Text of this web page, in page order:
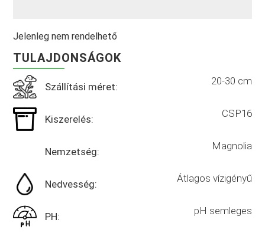
Jelenleg nem rendelhető
TULAJDONSÁGOK
Szállítási méret: 20-30 cm
Kiszerelés: CSP16
Nemzetség: Magnolia
Nedvesség: Átlagos vízigényű
PH: pH semleges